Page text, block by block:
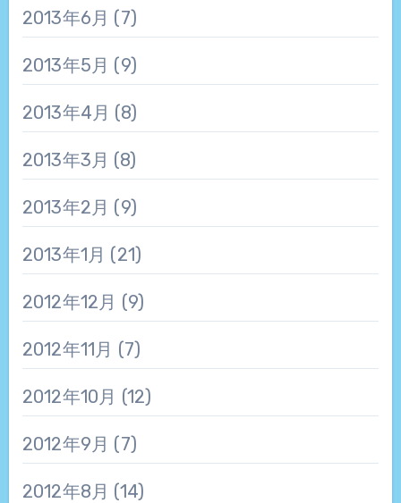
2013年6月 (7)
2013年5月 (9)
2013年4月 (8)
2013年3月 (8)
2013年2月 (9)
2013年1月 (21)
2012年12月 (9)
2012年11月 (7)
2012年10月 (12)
2012年9月 (7)
2012年8月 (14)